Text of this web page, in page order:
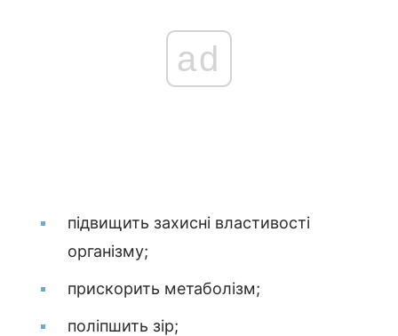
ad
підвищить захисні властивості
організму;
прискорить метаболізм;
поліпшить зір;